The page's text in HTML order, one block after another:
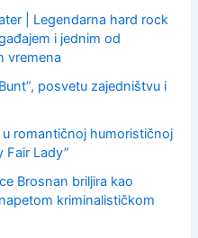
| Legendarna hard rock
i jednim od
vremena
posvetu zajedništvu i
romantičnoj humorističnoj
Fair Lady”
Brosnan briljira kao
kriminalističkom